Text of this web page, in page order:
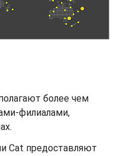
более чем
филиалами,
Cat предоставляют